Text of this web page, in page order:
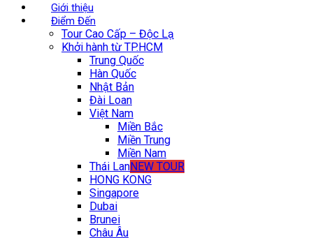
Giới thiệu
Điểm Đến
Tour Cao Cấp – Độc Lạ
Khởi hành từ TP.HCM
Trung Quốc
Hàn Quốc
Nhật Bản
Đài Loan
Việt Nam
Miền Bắc
Miền Trung
Miền Nam
Thái LanNEW TOUR
HONG KONG
Singapore
Dubai
Brunei
Châu Âu